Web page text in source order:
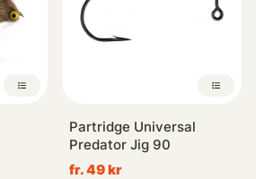
Partridge Universal
Predator Jig 90
fr. 49 kr